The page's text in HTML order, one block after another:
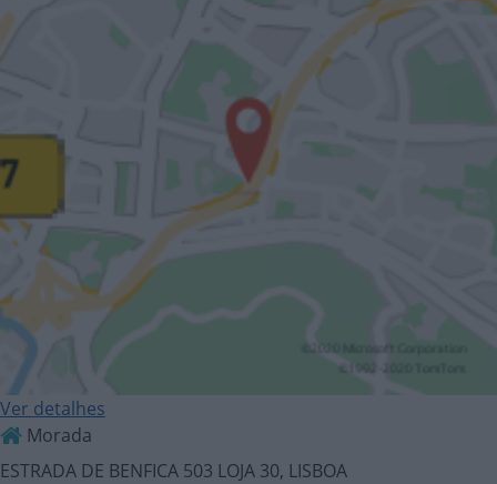
Ver detalhes
Morada
ESTRADA DE BENFICA 503 LOJA 30, LISBOA